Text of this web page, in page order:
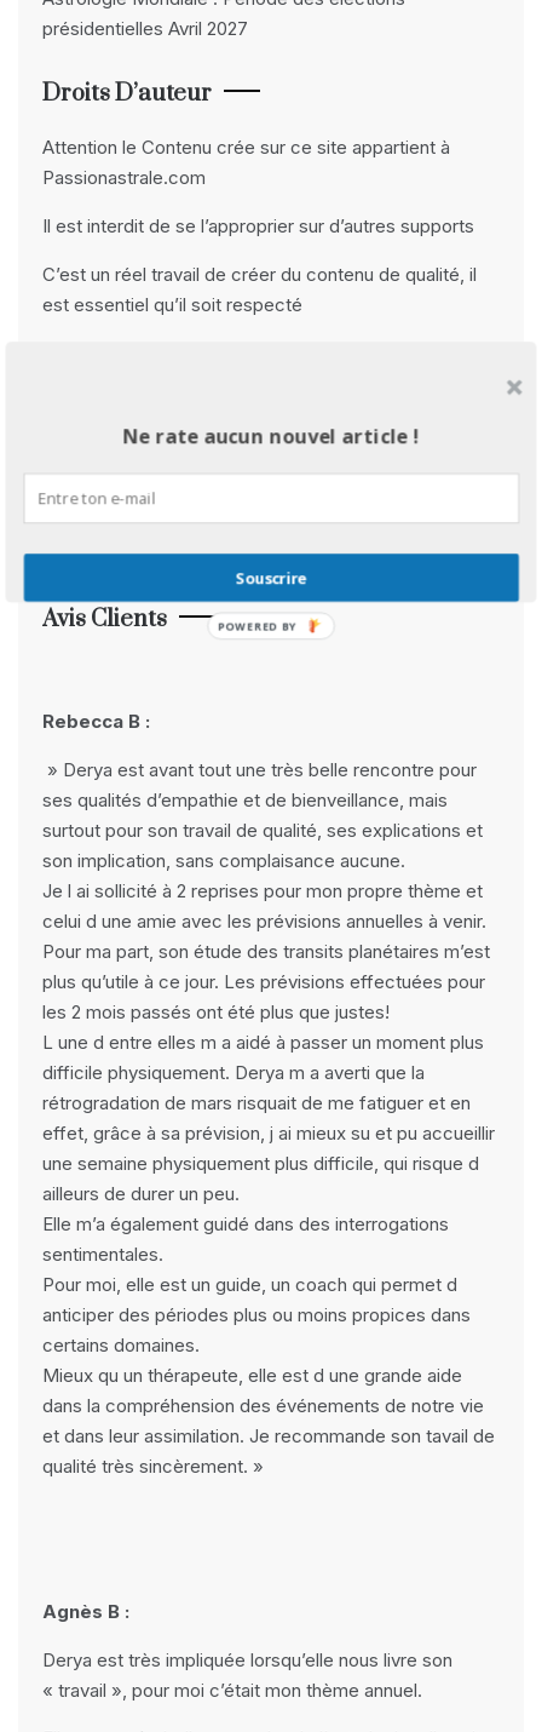
présidentielles Avril 2027
Droits D’auteur
Attention le Contenu crée sur ce site appartient à
Passionastrale.com
Il est interdit de se l’approprier sur d’autres supports
C’est un réel travail de créer du contenu de qualité, il
est essentiel qu’il soit respecté
YouTube
Avis Clients
Rebecca B :
» Derya est avant tout une très belle rencontre pour
ses qualités d’empathie et de bienveillance, mais
surtout pour son travail de qualité, ses explications et
son implication, sans complaisance aucune.
Je l ai sollicité à 2 reprises pour mon propre thème et
celui d une amie avec les prévisions annuelles à venir.
Pour ma part, son étude des transits planétaires m’est
plus qu’utile à ce jour. Les prévisions effectuées pour
les 2 mois passés ont été plus que justes!
L une d entre elles m a aidé à passer un moment plus
difficile physiquement. Derya m a averti que la
rétrogradation de mars risquait de me fatiguer et en
effet, grâce à sa prévision, j ai mieux su et pu accueillir
une semaine physiquement plus difficile, qui risque d
ailleurs de durer un peu.
Elle m’a également guidé dans des interrogations
sentimentales.
Pour moi, elle est un guide, un coach qui permet d
anticiper des périodes plus ou moins propices dans
certains domaines.
Mieux qu un thérapeute, elle est d une grande aide
dans la compréhension des événements de notre vie
et dans leur assimilation. Je recommande son tavail de
qualité très sincèrement. »
Agnès B :
Derya est très impliquée lorsqu’elle nous livre son
« travail », pour moi c’était mon thème annuel.
Ne rate aucun nouvel article !
Souscrire
POWERED BY